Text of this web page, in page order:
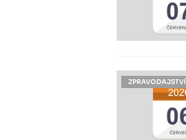
ZPRAVODAJSTVÍ